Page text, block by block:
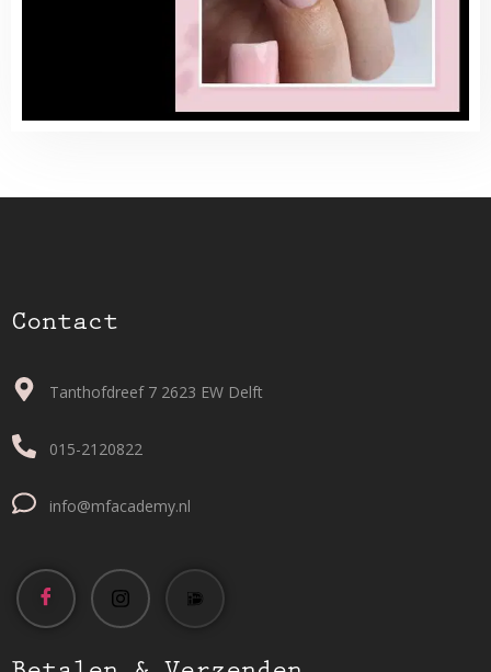
Contact
Tanthofdreef 7 2623 EW Delft
015-2120822
info@mfacademy.nl